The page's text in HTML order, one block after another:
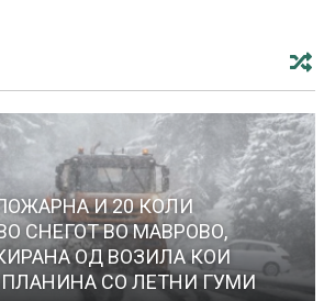
И 20 КОЛИ
СНЕГОТ ВО МАВРОВО,
ОД ВОЗИЛА КОИ
ПЛАНИНА СО ЛЕТНИ ГУМИ